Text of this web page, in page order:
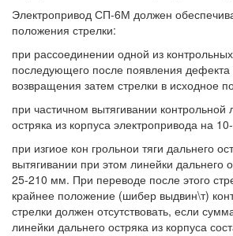
Электропривод СП-6М должен
положения стрелки:
при рассоединении одной из
последующего после появления дефекта
возвращения затем стрелки в исходное
при частичном вытягивании контрольной
остряка из корпуса электропривода на
при изгиое кон грольнои тяги дальнего
вытягивании при этом линейки дальнего
25-210 мм. При переводе после этого
крайнее положение (шибер выдвин\т)
стрелки должен отсутствовать, если
линейки дальнего остряка из корпуса